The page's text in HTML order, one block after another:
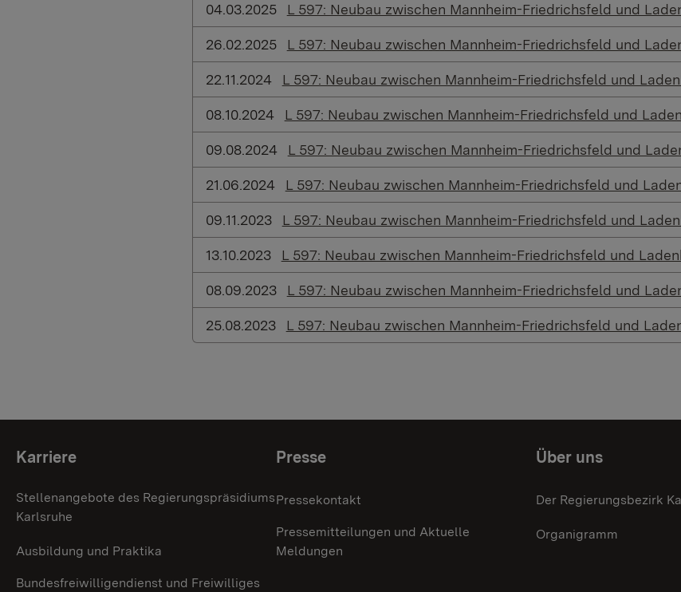
04.03.2025 L 597: Neubau zwischen Mannheim-Friedrichsfeld und
26.02.2025 L 597: Neubau zwischen Mannheim-Friedrichsfeld und
22.11.2024 L 597: Neubau zwischen Mannheim-Friedrichsfeld und
08.10.2024 L 597: Neubau zwischen Mannheim-Friedrichsfeld und
09.08.2024 L 597: Neubau zwischen Mannheim-Friedrichsfeld und
21.06.2024 L 597: Neubau zwischen Mannheim-Friedrichsfeld und
09.11.2023 L 597: Neubau zwischen Mannheim-Friedrichsfeld und
13.10.2023 L 597: Neubau zwischen Mannheim-Friedrichsfeld und
08.09.2023 L 597: Neubau zwischen Mannheim-Friedrichsfeld und
25.08.2023 L 597: Neubau zwischen Mannheim-Friedrichsfeld und
Themenübersicht
Karriere
Stellenangebote des Regierungspräsidiums
Karlsruhe
Ausbildung und Praktika
Bundesfreiwilligendienst und Freiwilliges
Presse
Pressekontakt
Pressemitteilungen und Aktuelle
Meldungen
Über uns
Der Regierungsbezirk
Organigramm